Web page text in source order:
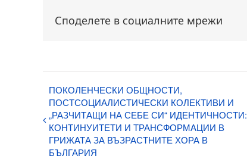
Споделете в социалните мрежи
ПОКОЛЕНЧЕСКИ ОБЩНОСТИ,
ПОСТСОЦИАЛИСТИЧЕСКИ КОЛЕКТИВИ И
„РАЗЧИТАЩИ НА СЕБЕ СИ“ ИДЕНТИЧНОСТИ:
КОНТИНУИТЕТИ И ТРАНСФОРМАЦИИ В
ГРИЖАТА ЗА ВЪЗРАСТНИТЕ ХОРА В
БЪЛГАРИЯ